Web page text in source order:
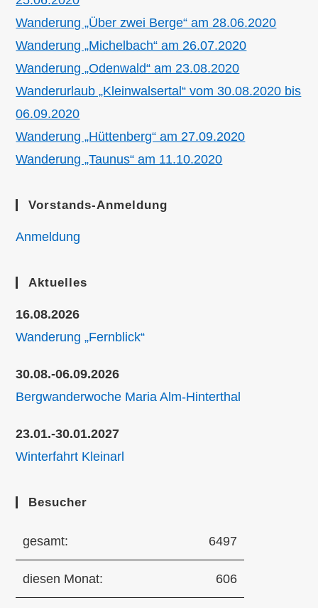
Wanderung „Über zwei Berge“ am 28.06.2020
Wanderung „Michelbach“ am 26.07.2020
Wanderung „Odenwald“ am 23.08.2020
Wanderurlaub „Kleinwalsertal“ vom 30.08.2020 bis
06.09.2020
Wanderung „Hüttenberg“ am 27.09.2020
Wanderung „Taunus“ am 11.10.2020
Vorstands-Anmeldung
Anmeldung
Aktuelles
16.08.2026
Wanderung „Fernblick“
30.08.-06.09.2026
Bergwanderwoche Maria Alm-Hinterthal
23.01.-30.01.2027
Winterfahrt Kleinarl
Besucher
gesamt: 6497
diesen Monat: 606